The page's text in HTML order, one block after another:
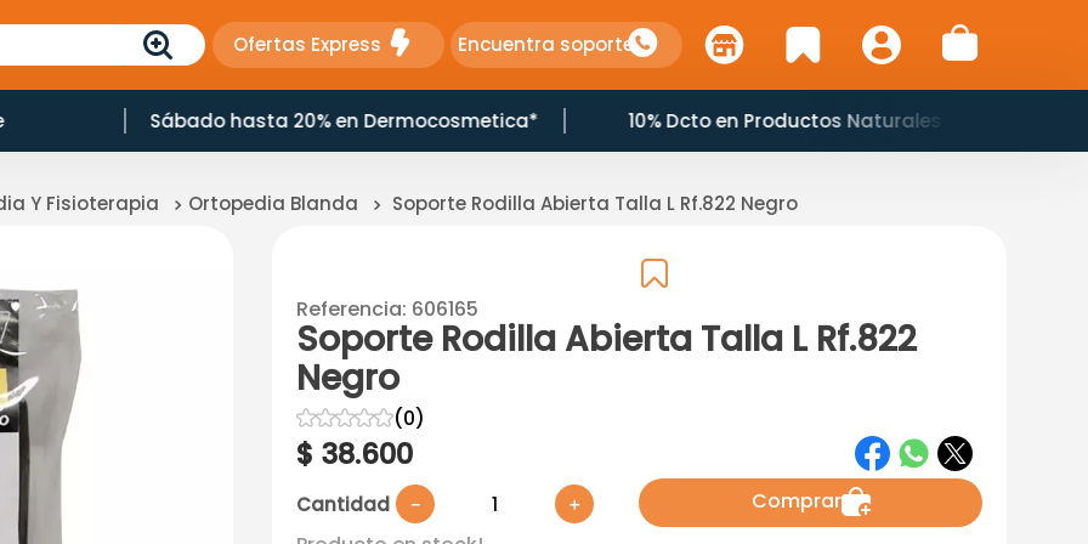
Ofertas Express Encuentra soporte
10% Dcto en Productos Naturales Horario: 7:00 am a 8:45 pm
Y Fisioterapia Ortopedia Blanda Soporte Rodilla Abierta Talla L Rf.822 Negro
Referencia: 606165
Soporte Rodilla Abierta Talla L Rf.822
Negro
☆☆☆☆☆(0)
$ 38.600
Cantidad ＋
－
Comprar